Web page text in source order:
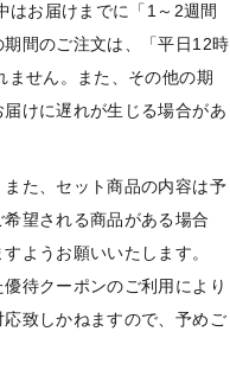
はお届けまでに「1～2週間
間のご注文は、「平日12時
せん。
また、その他の期
けに遅れが生じる場合があ
また、セット商品の内容は予
望される商品がある場合
ようお願いいたします。
待クーポンのご利用により
致しかねますので、予めご